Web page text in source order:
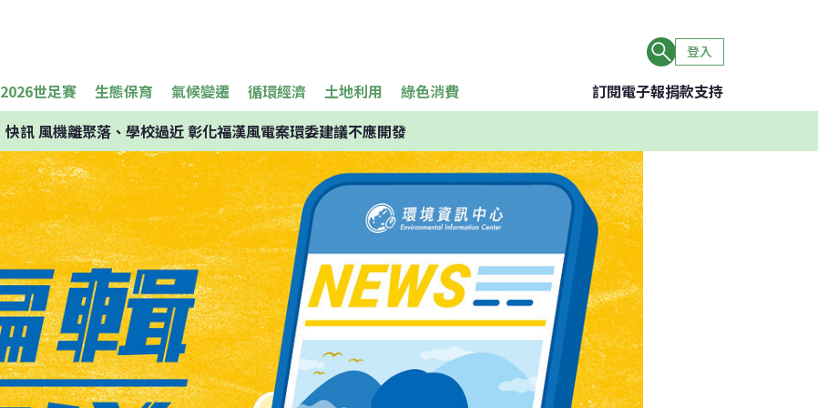
登入
2026世足賽 生態保育 氣候變遷 循環經濟 土地利用 綠色消費 訂閱電子報捐款支持
快訊風機離聚落、學校過近 彰化福漢風電案環委建議不應開發